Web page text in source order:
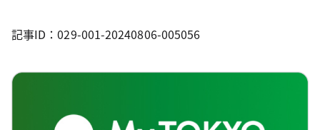
記事ID：029-001-20240806-005056